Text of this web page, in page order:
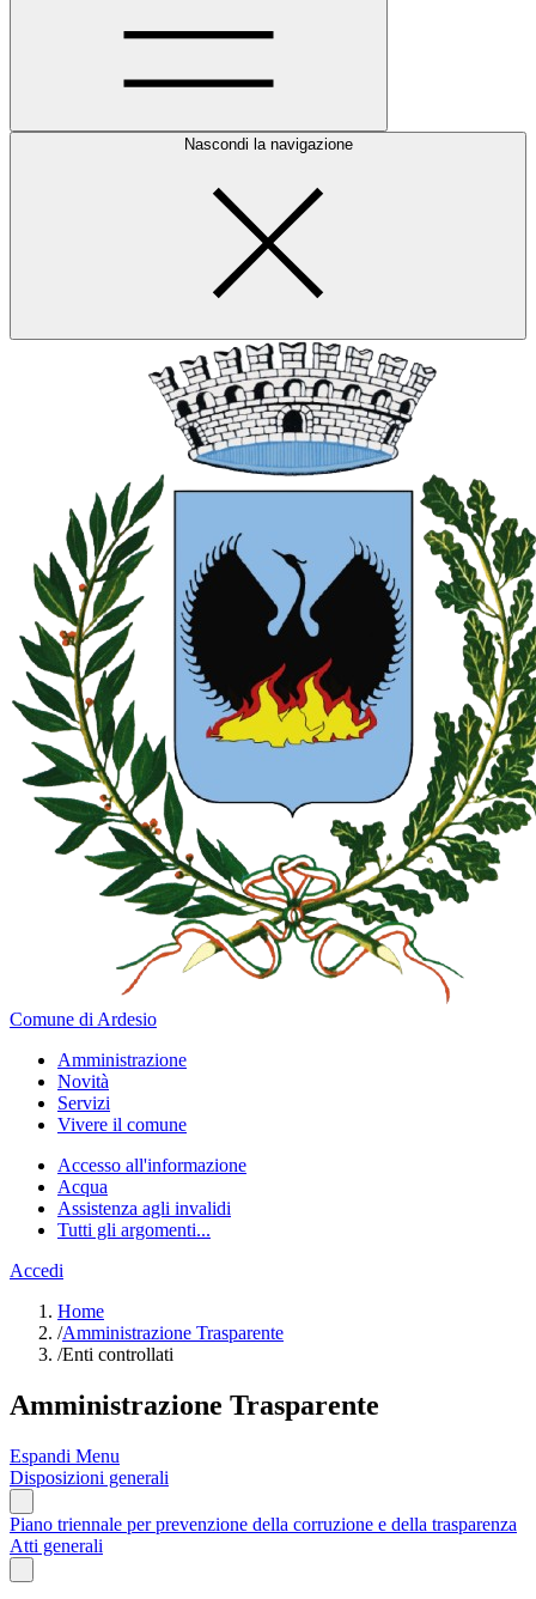
Nascondi la navigazione
Comune di Ardesio
Amministrazione
Novità
Servizi
Vivere il comune
Accesso all'informazione
Acqua
Assistenza agli invalidi
Tutti gli argomenti...
Accedi
Home
/Amministrazione Trasparente
/Enti controllati
Amministrazione Trasparente
Espandi Menu
Disposizioni generali
Piano triennale per prevenzione della corruzione e della trasparenza
Atti generali